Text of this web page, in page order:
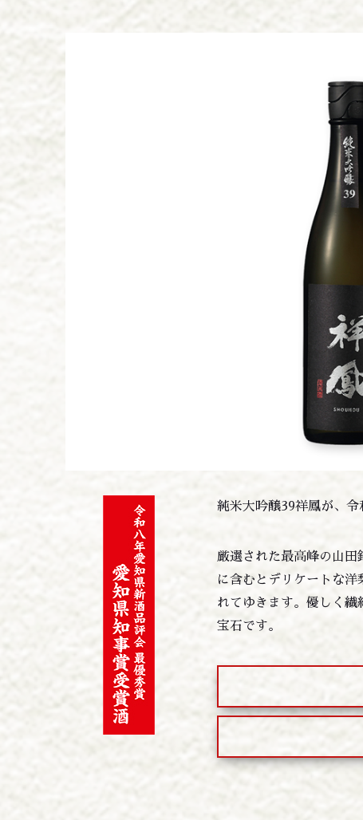
純米大吟醸39祥鳳が、
厳選された最高峰の山
に含むとデリケートな
れてゆきます。優しく
宝石です。